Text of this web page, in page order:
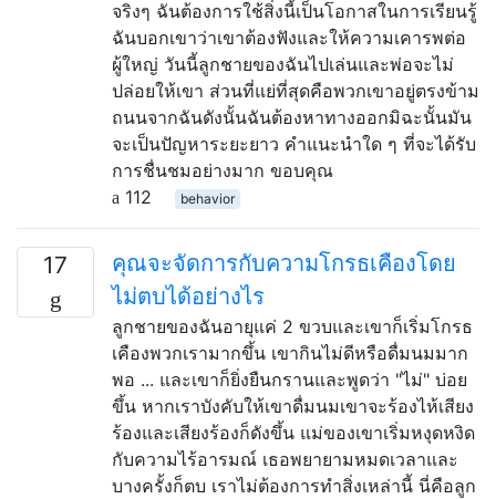
จริงๆ ฉันต้องการใช้สิ่งนี้เป็นโอกาสในการเรียนรู้
ฉันบอกเขาว่าเขาต้องฟังและให้ความเคารพต่อ
ผู้ใหญ่ วันนี้ลูกชายของฉันไปเล่นและพ่อจะไม่
ปล่อยให้เขา ส่วนที่แย่ที่สุดคือพวกเขาอยู่ตรงข้าม
ถนนจากฉันดังนั้นฉันต้องหาทางออกมิฉะนั้นมัน
จะเป็นปัญหาระยะยาว คำแนะนำใด ๆ ที่จะได้รับ
การชื่นชมอย่างมาก ขอบคุณ
112
behavior
17
คุณจะจัดการกับความโกรธเคืองโดย
ไม่ตบได้อย่างไร
ลูกชายของฉันอายุแค่ 2 ขวบและเขาก็เริ่มโกรธ
เคืองพวกเรามากขึ้น เขากินไม่ดีหรือดื่มนมมาก
พอ ... และเขาก็ยิ่งยืนกรานและพูดว่า "ไม่" บ่อย
ขึ้น หากเราบังคับให้เขาดื่มนมเขาจะร้องไห้เสียง
ร้องและเสียงร้องก็ดังขึ้น แม่ของเขาเริ่มหงุดหงิด
กับความไร้อารมณ์ เธอพยายามหมดเวลาและ
บางครั้งก็ตบ เราไม่ต้องการทำสิ่งเหล่านี้ นี่คือลูก